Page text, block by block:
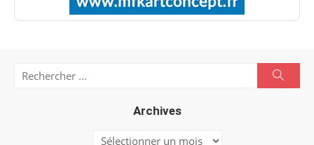
Archives
Archives